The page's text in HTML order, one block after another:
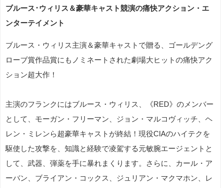
ブルース･ウィリス＆豪華キャスト競演の痛快アクション・エ
ンターテイメント
ブルース・ウィリス主演＆豪華キャストで贈る、ゴールデング
ローブ賞作品賞にもノミネートされた劇場大ヒットの痛快アク
ション超大作！
主演のフランクにはブルース・ウィリス、《RED》のメンバー
として、モーガン・フリーマン、ジョン・マルコヴィッチ、ヘ
レン・ミレンら超豪華キャストが終結！現役CIAのハイテクを
駆使した攻撃を、知識と経験で凌駕する元敏腕エージェントと
して、武器、弾薬を手に暴れまくります。さらに、カール・ア
ーバン、ブライアン・コックス、ジュリアン・マクマホン、レ